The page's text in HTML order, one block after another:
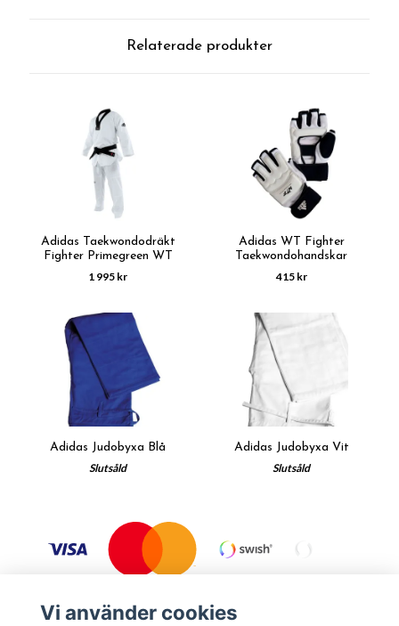
Relaterade produkter
Adidas Taekwondodräkt
Fighter Primegreen WT
1 995 kr
Adidas WT Fighter
Taekwondohandskar
415 kr
Adidas Judobyxa Blå
Slutsåld
Adidas Judobyxa Vit
Slutsåld
Vi använder cookies